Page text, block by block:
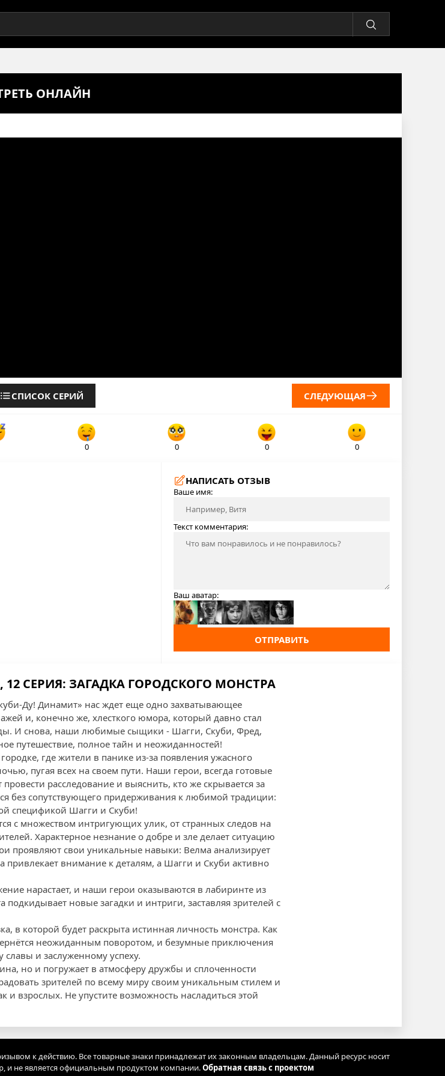
ОНЛАЙН
СПИСОК СЕРИЙ СЛЕДУЮЩАЯ
0 0 0 0
НАПИСАТЬ ОТЗЫВ
Ваше имя:
Текст комментария:
Ваш аватар:
ОТПРАВИТЬ
СЕРИЯ: ЗАГАДКА ГОРОДСКОГО МОНСТРА
Ду! Динамит» нас ждет еще одно захватывающее
и, конечно же, хлесткого юмора, который давно стал
И снова, наши любимые сыщики - Шагги, Скуби, Фред,
путешествие, полное тайн и неожиданностей!
где жители в панике из-за появления ужасного
пугая всех на своем пути. Наши герои, всегда готовые
расследование и выяснить, кто же скрывается за
без сопутствующего придерживания к любимой традиции:
спецификой Шагги и Скуби!
с множеством интригующих улик, от странных следов на
Характерное незнание о добре и зле делает ситуацию
проявляют свои уникальные навыки: Велма анализирует
привлекает внимание к деталям, а Шагги и Скуби активно
нарастает, и наши герои оказываются в лабиринте из
новые загадки и интриги, заставляя зрителей с
в которой будет раскрыта истинная личность монстра. Как
неожиданным поворотом, и безумные приключения
и заслуженному успеху.
но и погружает в атмосферу дружбы и сплоченности
зрителей по всему миру своим уникальным стилем и
и взрослых. Не упустите возможность насладиться этой
к действию. Все товарные знаки принадлежат их законным владельцам. Данный ресурс носит
и не является официальным продуктом компании.Обратная связь с проектом